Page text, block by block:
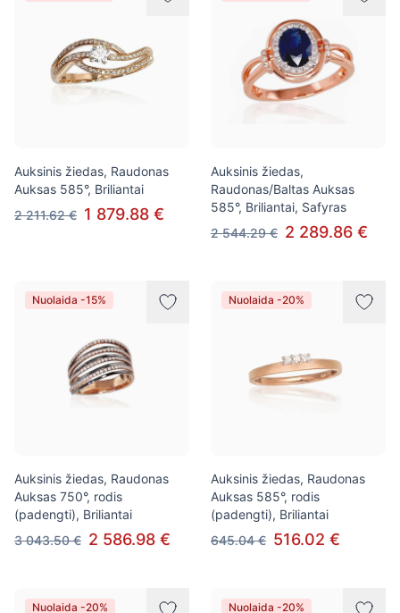
Auksinis žiedas, Raudonas
Auksas 585°, Briliantai
2 211.62 € 1 879.88 €
Auksinis žiedas,
Raudonas/Baltas Auksas
585°, Briliantai, Safyras
2 544.29 € 2 289.86 €
Nuolaida -15%
Auksinis žiedas, Raudonas
Auksas 750°, rodis
(padengti), Briliantai
3 043.50 € 2 586.98 €
Nuolaida -20%
Auksinis žiedas, Raudonas
Auksas 585°, rodis
(padengti), Briliantai
645.04 € 516.02 €
Nuolaida -20% Nuolaida -20%